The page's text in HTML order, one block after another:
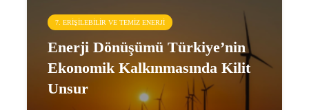
7. ERIŞILEBILIR VE TEMIZ ENERJI
Enerji Dönüşümü Türkiye’nin
Ekonomik Kalkınmasında Kilit
Unsur